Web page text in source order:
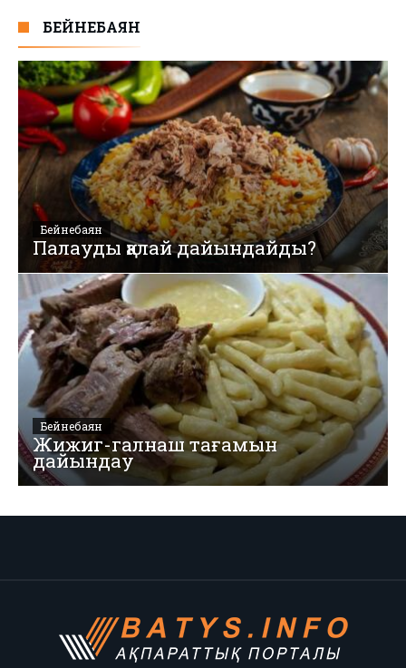
БЕЙНЕБАЯН
Бейнебаян
Палауды қалай дайындайды?
Бейнебаян
Жижиг-галнаш тағамын
дайындау